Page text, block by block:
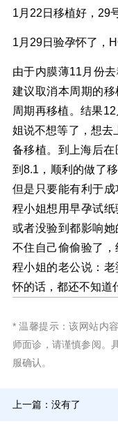
1月22日移植好，29
1月29日验孕怀了，
由于内膜薄11月份
建议取消本周期的
周期再移植。结果
姐说不想等了，想去
备移植。到上海后
到8.1，顺利的做了
但是只要能有利于
程小姐想用早孕试
或者没验到都影响
不住自己偷偷验了，
程小姐的老公说：
怀的话，都还不知道
* 温馨提示：该网站内
师面诊，请谨慎参阅。
服确认。
上一篇：没有了